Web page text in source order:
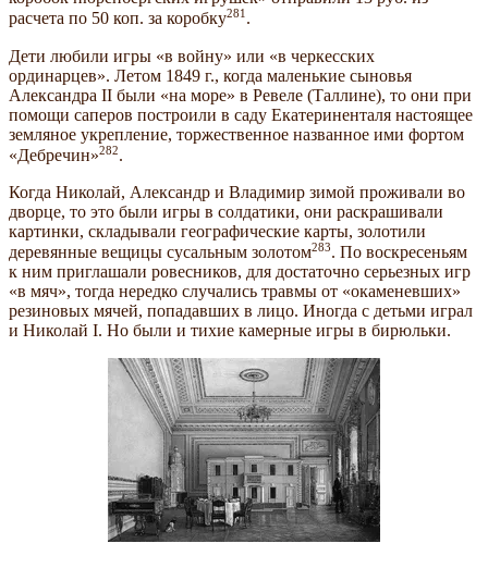
расчета по 50 коп. за коробку281 .
Дети любили игры «в войну» или «в черкесских
ординарцев». Летом 1849 г., когда маленькие сыновья
Александра II были «на море» в Ревеле (Таллине), то они при
помощи саперов построили в саду Екатериненталя настоящее
земляное укрепление, торжественное названное ими фортом
«Дебречин»282.
Когда Николай, Александр и Владимир зимой проживали во
дворце, то это были игры в солдатики, они раскрашивали
картинки, складывали географические карты, золотили
деревянные вещицы сусальным золотом283. По воскресеньям
к ним приглашали ровесников, для достаточно серьезных игр
«в мяч», тогда нередко случались травмы от «окаменевших»
резиновых мячей, попадавших в лицо. Иногда с детьми играл
и Николай I. Но были и тихие камерные игры в бирюльки.